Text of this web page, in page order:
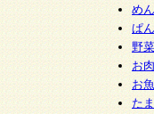
めん
ぱん
野
お
お
た